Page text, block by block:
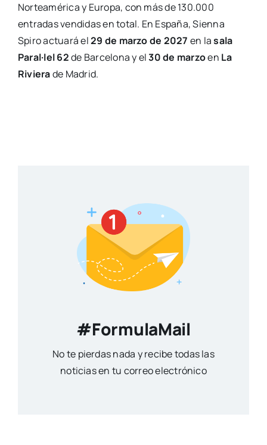
Norteamérica y Europa, con más de 130.000
entradas vendidas en total. En España, Sienna
Spiro actuará el29 de marzo de 2027 en lasala
Paral·lel 62de Barcelona y el30 de marzoen La
Rivierade Madrid.
#FormulaMail
No te pierdas nada y recibe todas las
noticias en tu correo electrónico